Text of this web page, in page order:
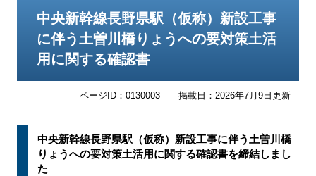
中央新幹線長野県駅（仮称）新設工事
に伴う土曽川橋りょうへの要対策土活
用に関する確認書
ページID：0130003 掲載日：2026年7月9日更新
中央新幹線長野県駅（仮称）新設工事に伴う土曽川橋
りょうへの要対策土活用に関する確認書を締結しまし
た